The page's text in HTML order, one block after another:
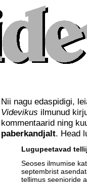
Nii nagu edaspidigi,
Videvikus ilmunud
kommentaarid ning
paberkandjalt. Head
Lugupeetavad
Seoses ilmumise
septembrist
tellimus seenioride